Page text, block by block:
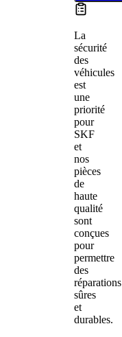
La
sécurité
des
véhicules
est
une
priorité
pour
SKF
et
nos
pièces
de
haute
qualité
sont
conçues
pour
permettre
des
réparations
sûres
et
durables.